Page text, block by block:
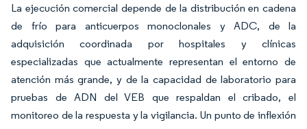
La ejecución comercial depende de la distribución en cadena
de frío para anticuerpos monoclonales y ADC, de la
adquisición coordinada por hospitales y clínicas
especializadas que actualmente representan el entorno de
atención más grande, y de la capacidad de laboratorio para
pruebas de ADN del VEB que respaldan el cribado, el
monitoreo de la respuesta y la vigilancia. Un punto de inflexión